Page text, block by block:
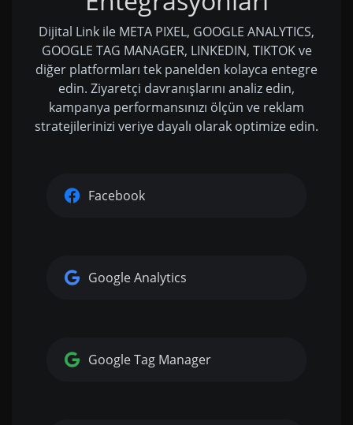
Dijital Link ile META PIXEL, GOOGLE ANALYTICS,
GOOGLE TAG MANAGER, LINKEDIN, TIKTOK ve
diğer platformları tek panelden kolayca entegre
edin. Ziyaretçi davranışlarını analiz edin,
kampanya performansınızı ölçün ve reklam
stratejilerinizi veriye dayalı olarak optimize edin.
Facebook
Google Analytics
Google Tag Manager